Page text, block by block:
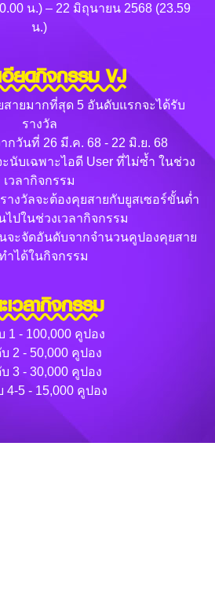
น.) – 22 มิถุนายน 2568 (23.59
น.)
อียดกิจกรรม VJ
ายมากที่สุด 5 อันดับแรกจะได้รับ
รางวัล
กวันที่ 26 มี.ค. 68 - 22 มิ.ย. 68
นับเฉพาะไอดี User ที่ไม่ซ้ำ ในช่วง
เวลากิจกรรม
างวัลจะต้องคุยสายกับยูสเซอร์ขั้นต่ำ
ไปในช่วงเวลากิจกรรม
จะจัดอันดับจากจำนวนคูปองคุยสาย
ำได้ในกิจกรรม
เวลากิจกรรม
1 - 100,000 คูปอง
2 - 50,000 คูปอง
3 - 30,000 คูปอง
4-5 - 15,000 คูปอง